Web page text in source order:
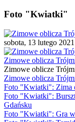
Foto "Kwiatki"
sobota, 13 lutego
Zimowe oblicza
Zimowe oblicze
Zimowe oblicza
Foto "Kwiatki": Zima
Foto "Kwiatki":
Gdańsku
Foto "Kwiatki": Gra